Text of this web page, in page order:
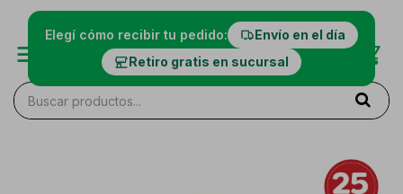
Elegí cómo recibir tu pedido:
Envío en el día
Retiro gratis en sucursal